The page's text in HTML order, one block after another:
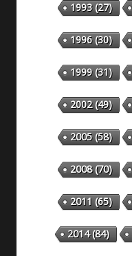
1993(27)
1996(30)
1999(31)
2002(49)
2005(58)
2008(70)
2011 (65)
2014(84)